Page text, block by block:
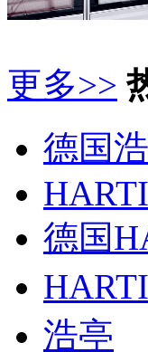
更多>>
德国
德国
浩亭